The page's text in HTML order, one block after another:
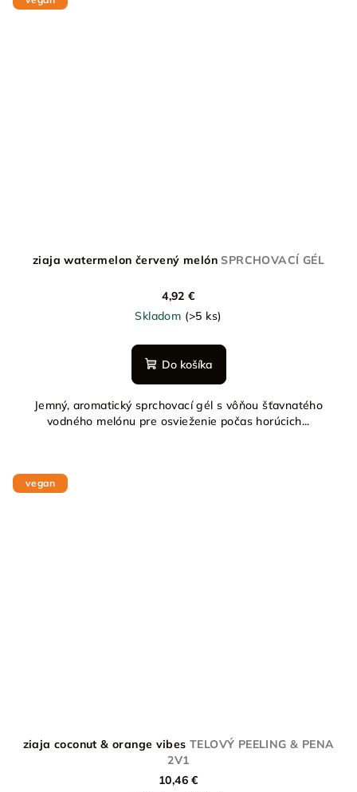
ziaja watermelon červený melónSPRCHOVACÍ GÉL
4,92 €
Skladom (>5 ks)
Do košíka
Jemný, aromatický sprchovací gél s vôňou šťavnatého
vodného melónu pre osvieženie počas horúcich...
vegan
ziaja coconut & orange vibesTELOVÝ PEELING & PENA
2V1
10,46 €